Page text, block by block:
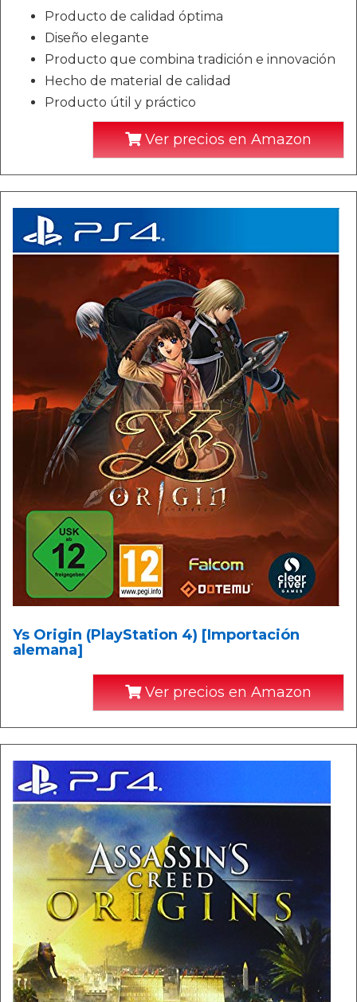
Producto de calidad óptima
Diseño elegante
Producto que combina tradición e innovación
Hecho de material de calidad
Producto útil y práctico
Ver precios en Amazon
Ys Origin (PlayStation 4) [Importación
alemana]
Ver precios en Amazon